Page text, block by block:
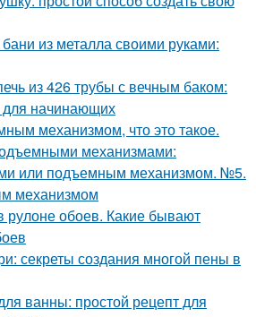
из металла своими руками:
из 426 трубы с вечным баком:
для начинающих
механизмом, что это такое.
механизмами:
или подъемным механизмом. №5.
механизмом
рулоне обоев. Какие бывают
секреты создания многой пены в
ванны: простой рецепт для